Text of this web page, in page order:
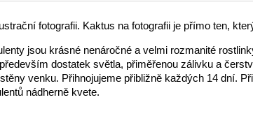
fotografii. Kaktus na fotografii je přímo ten,
jsou krásné nenáročné a velmi rozmanité
dostatek světla, přiměřenou zálivku a
venku. Přihnojujeme přibližně každých 14 dní.
nádherně kvete.